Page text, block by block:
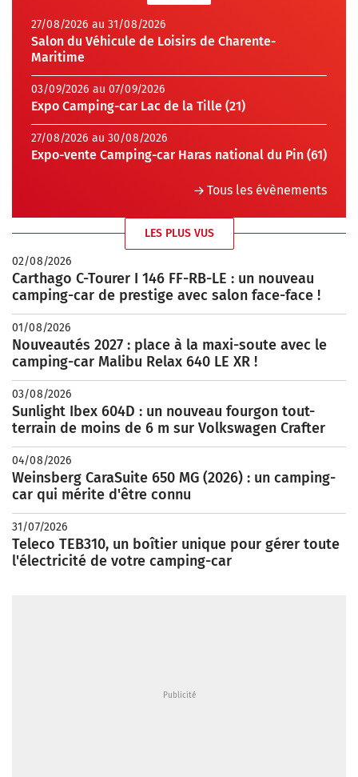
27/08/2026 au 31/08/2026
Salon du Véhicule de Loisirs de Charente-
Maritime
03/09/2026 au 07/09/2026
Expo Camping-car Lac de la Tille (21)
27/08/2026 au 30/08/2026
Expo-vente Camping-car Haras national du Pin (61)
Tous les évènements
LES PLUS VUS
02/08/2026
Carthago C-Tourer I 146 FF-RB-LE : un nouveau
camping-car de prestige avec salon face-face !
01/08/2026
Nouveautés 2027 : place à la maxi-soute avec le
camping-car Malibu Relax 640 LE XR !
03/08/2026
Sunlight Ibex 604D : un nouveau fourgon tout-
terrain de moins de 6 m sur Volkswagen Crafter
04/08/2026
Weinsberg CaraSuite 650 MG (2026) : un camping-
car qui mérite d'être connu
31/07/2026
Teleco TEB310, un boîtier unique pour gérer toute
l'électricité de votre camping-car